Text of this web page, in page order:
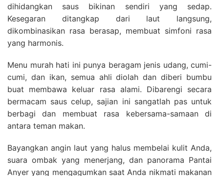
dihidangkan saus bikinan sendiri yang sedap.
Kesegaran ditangkap dari laut langsung,
dikombinasikan rasa berasap, membuat simfoni rasa
yang harmonis.
Menu murah hati ini punya beragam jenis udang, cumi-
cumi, dan ikan, semua ahli diolah dan diberi bumbu
buat membawa keluar rasa alami. Dibarengi secara
bermacam saus celup, sajian ini sangatlah pas untuk
berbagi dan membuat rasa kebersama-samaan di
antara teman makan.
Bayangkan angin laut yang halus membelai kulit Anda,
suara ombak yang menerjang, dan panorama Pantai
Anyer yang mengagumkan saat Anda nikmati makanan